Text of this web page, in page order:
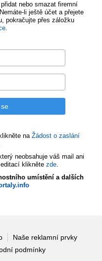
nebo smazat firemní
li ještě účet a přejete
pokračujte přes záložku
.
na Žádost o zaslání
neobsahuje váš mail ani
klikněte zde.
umístění a dalších
Naše reklamní prvky
podmínky